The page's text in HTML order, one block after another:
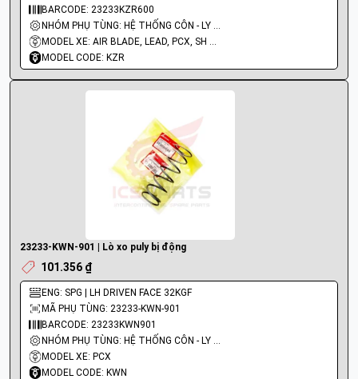
BARCODE: 23233KZR600
NHÓM PHỤ TÙNG: HỆ THỐNG CÔN - LY HỢP - TRỤC SỐ - BÁNH RĂNG
MODEL XE: AIR BLADE, LEAD, PCX, SH MODE
MODEL CODE: KZR
23233-KWN-901 | Lò xo puly bị động
101.356 ₫
ENG: SPG | LH DRIVEN FACE 32KGF
MÃ PHỤ TÙNG: 23233-KWN-901
BARCODE: 23233KWN901
NHÓM PHỤ TÙNG: HỆ THỐNG CÔN - LY HỢP - TRỤC SỐ - BÁNH RĂNG
MODEL XE: PCX
MODEL CODE: KWN